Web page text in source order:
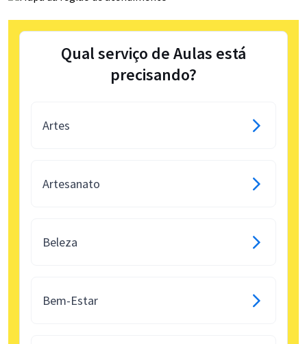
Qual serviço de Aulas está
precisando?
Artes
Artesanato
Beleza
Bem-Estar